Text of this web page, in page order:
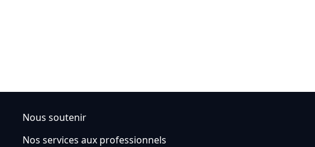
Nous soutenir
Nos services aux professionnels